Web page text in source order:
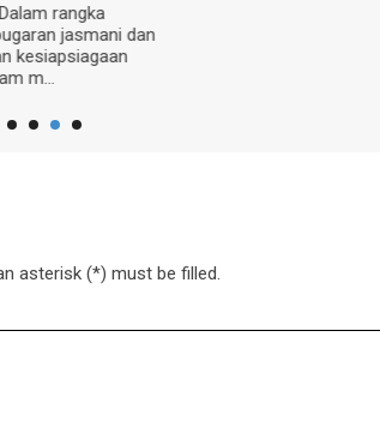
rangka
jasmani dan
kesiapsiagaan
m...
asterisk (*) must be filled.